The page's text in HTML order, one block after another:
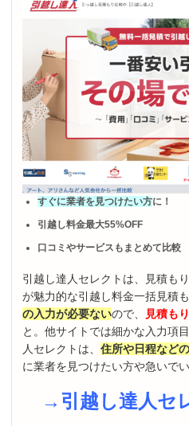
すぐに業者を見つけたい方に！
引越し料金最大55%OFF
口コミやサービスもまとめて比較
引越し達人セレクトは、見積も
が魅力的な引越し料金一括見積
の入力が必要ないので、 見積も
と。他サイトでは細かな入力項
人セレクトは、 住所や日程など
に業者を見つけたい方や急いで
→引越し達人セ